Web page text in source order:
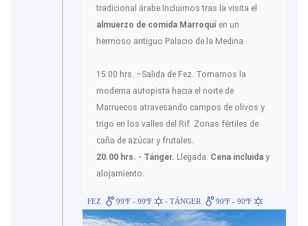
tradicional árabe.Incluimos tras la visita el
almuerzo de comida Marroquí en un
hermoso antiguo Palacio de la Medina.
15:00 hrs. –Salida de Fez. Tomamos la
moderna autopista hacia el norte de
Marruecos atravesando campos de olivos y
trigo en los valles del Rif. Zonas fértiles de
caña de azúcar y frutales.
20.00 hrs. - Tánger. Llegada. Cena incluida y
alojamiento.
FEZ 99ºF - 99ºF - TÁNGER 90ºF - 90ºF